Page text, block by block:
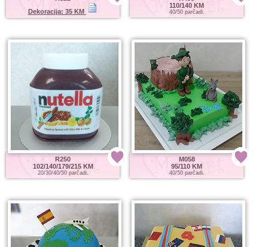
Dekoracija: 35 KM
110/140 KM
40/50 parčadi.
R250
102/140/179/215 KM
20/30/40/50 parčadi.
M058
95/110 KM
40/50 parčadi.